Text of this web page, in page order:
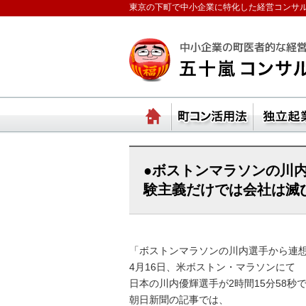
東京の下町で中小企業に特化した経営コンサ
ランチェスターの法
ホーム 町
●ボストンマラソンの川
験主義だけでは会社は滅
「ボストンマラソンの川内選手から連
4月16日、米ボストン・マラソンにて
日本の川内優輝選手が2時間15分58秒で
朝日新聞の記事では、